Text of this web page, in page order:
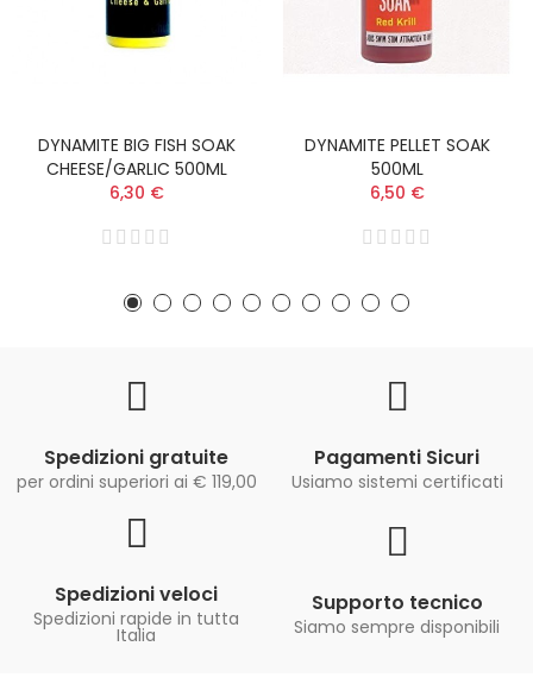
DYNAMITE BIG FISH SOAK
CHEESE/GARLIC 500ML
6,30 €
DYNAMITE PELLET SOAK
500ML
6,50 €
Spedizioni gratuite
per ordini superiori ai € 119,00
Pagamenti Sicuri
Usiamo sistemi certificati
Spedizioni veloci
Spedizioni rapide in tutta
Italia
Supporto tecnico
Siamo sempre disponibili